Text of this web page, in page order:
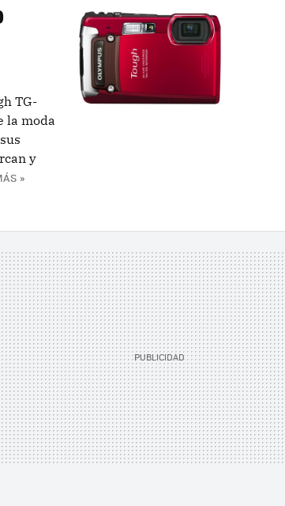
TG-
la moda
y
»